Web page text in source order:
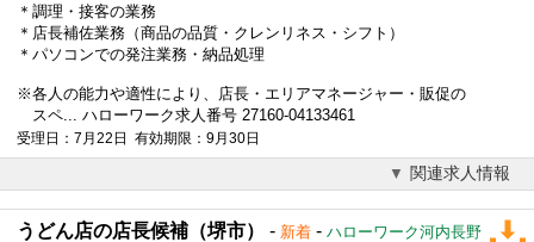
＊調理・接客の業務
＊店長補佐業務（商品の品質・クレンリネス・シフト）
＊パソコンでの発注業務・納品処理
※各人の能力や適性により、店長・エリアマネージャー・販促の
スペ... ハローワーク求人番号 27160-04133461
受理日：7月22日 有効期限：9月30日
関連求人情報
うどん店の店長候補（堺市） - 新着 - ハローワーク河内長野